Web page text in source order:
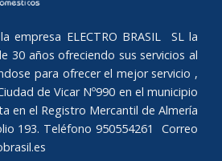
empresa ELECTRO BRASIL SL la
30 años ofreciendo sus servicios al
para ofrecer el mejor servicio ,
de Vicar Nº990 en el municipio
en el Registro Mercantil de Almería
193. Teléfono 950554261 Correo